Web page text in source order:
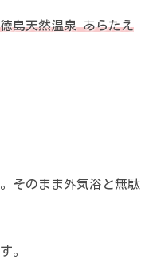
徳島天然温泉 あらたえ
そのまま外気浴と無駄
。